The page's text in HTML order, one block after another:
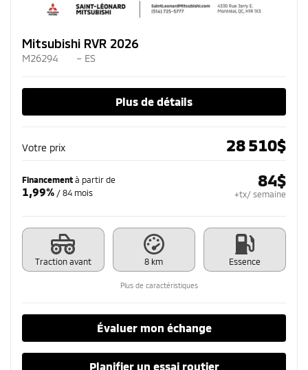
Mitsubishi RVR 2026
M26294 – ES
Plus de détails
Votre prix 28 510$
Financement à partir de
1,99% / 84 mois
84$
+tx/ semaine
Traction avant 8 km Essence
Plus de caractéristiques
Évaluer mon échange
Planifier un essai routier